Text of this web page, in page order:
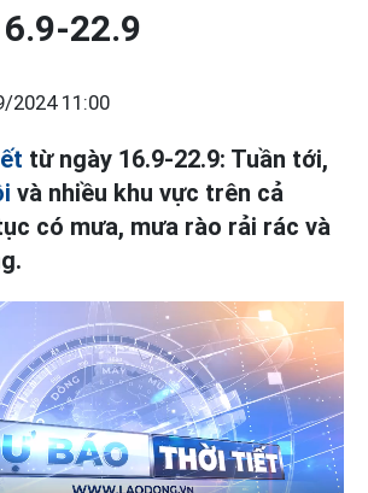
22.9
2024 11:00
từ ngày 16.9-22.9: Tuần tới,
và nhiều khu vực trên cả
có mưa, mưa rào rải rác và